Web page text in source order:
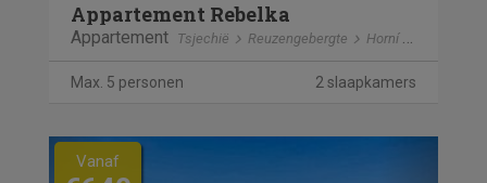
Appartement Rebelka
Appartement Tsjechië Reuzengebergte Horní Mísecky
Max. 5 personen 2 slaapkamers
Previous
Vanaf